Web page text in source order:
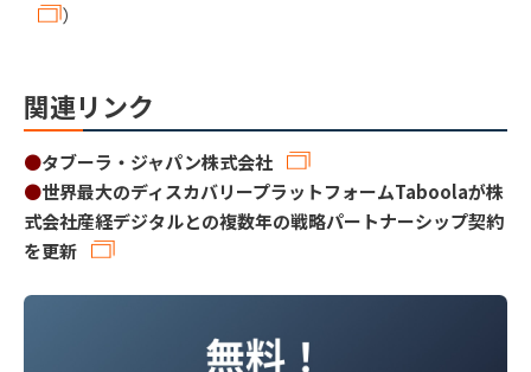
）
関連リンク
●タブーラ・ジャパン株式会社
●世界最大のディスカバリープラットフォームTaboolaが株
式会社産経デジタルとの複数年の戦略パートナーシップ契約
を更新